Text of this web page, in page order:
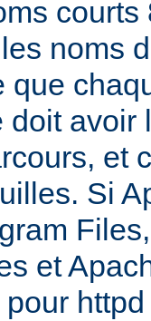
courts
noms
que
doit
et
Si
et
httpd